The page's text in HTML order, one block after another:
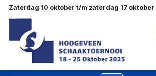
Ga
naar
inhoud
Zaterdag 10 oktober t/m zaterdag 17 oktober